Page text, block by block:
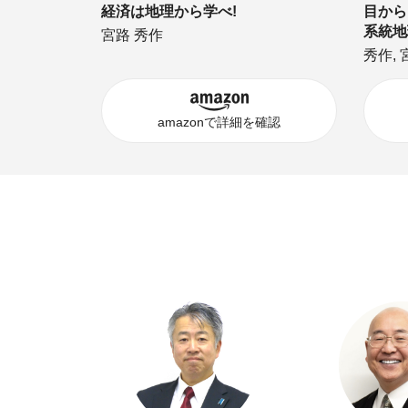
経済は地理から学べ!
宮路 秀作
amazonで詳細を確認
目か
系統
秀作,